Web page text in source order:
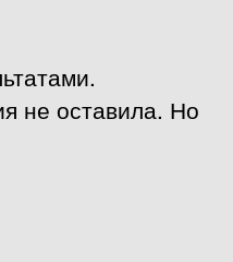
не оставила. Но